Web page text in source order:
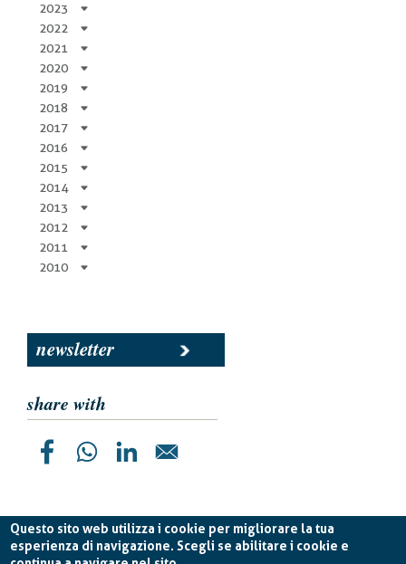
Questo sito web utilizza i cookie per migliorare la tua
esperienza di navigazione. Scegli se abilitare i cookie e
2023
2022
2021
2020
2019
2018
2017
2016
2015
2014
2013
2012
2011
2010
newsletter
share with